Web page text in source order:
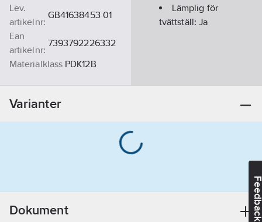
Lev.
artikelnr:
GB41638453 01
Ean
artikelnr:
7393792226332
Materialklass PDK12B
Lämplig för
tvättställ: Ja
Varianter
Dokument